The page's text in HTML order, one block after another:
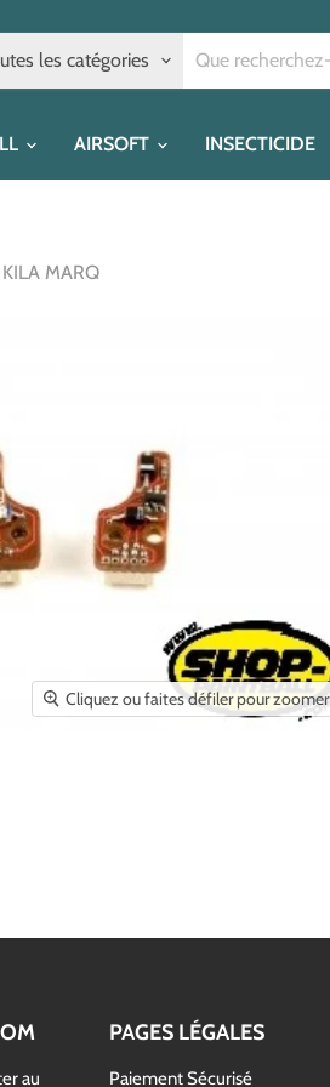
les catégories
AIRSOFT INSECTICIDE
MARQ
Cliquez ou faites défiler pour zoomer
au
PAGES LÉGALES
Paiement Sécurisé